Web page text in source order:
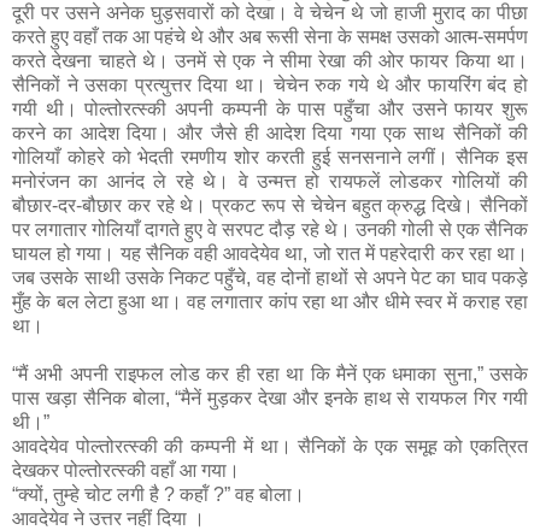
दूरी पर उसने अनेक घुड़सवारों को देखा। वे चेचेन थे जो हाजी मुराद का पीछा
करते हुए वहाँ तक आ पहंचे थे और अब रूसी सेना के समक्ष उसको आत्म-समर्पण
करते देखना चाहते थे। उनमें से एक ने सीमा रेखा की ओर फायर किया था।
सैनिकों ने उसका प्रत्युत्तर दिया था। चेचेन रुक गये थे और फायरिंग बंद हो
गयी थी। पोल्तोरत्स्की अपनी कम्पनी के पास पहुँचा और उसने फायर शुरू
करने का आदेश दिया। और जैसे ही आदेश दिया गया एक साथ सैनिकों की
गोलियाँ कोहरे को भेदती रमणीय शोर करती हुई सनसनाने लगीं। सैनिक इस
मनोरंजन का आनंद ले रहे थे। वे उन्मत्त हो रायफलें लोडकर गोलियों की
बौछार-दर-बौछार कर रहे थे। प्रकट रूप से चेचेन बहुत क्रुद्ध दिखे। सैनिकों
पर लगातार गोलियाँ दागते हुए वे सरपट दौड़ रहे थे। उनकी गोली से एक सैनिक
घायल हो गया। यह सैनिक वही आवदेयेव था, जो रात में पहरेदारी कर रहा था।
जब उसके साथी उसके निकट पहुँचे, वह दोनों हाथों से अपने पेट का घाव पकड़े
मुँह के बल लेटा हुआ था। वह लगातार कांप रहा था और धीमे स्वर में कराह रहा
था।
“मैं अभी अपनी राइफल लोड कर ही रहा था कि मैनें एक धमाका सुना,” उसके
पास खड़ा सैनिक बोला, “मैनें मुड़कर देखा और इनके हाथ से रायफल गिर गयी
थी।”
आवदेयेव पोल्तोरत्स्की की कम्पनी में था। सैनिकों के एक समूह को एकत्रित
देखकर पोल्तोरत्स्की वहाँ आ गया।
“क्यों, तुम्हे चोट लगी है ? कहॉं ?” वह बोला।
आवदेयेव ने उत्तर नहीं दिया ।